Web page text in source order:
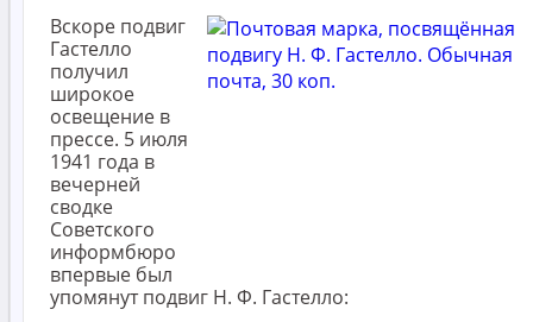
Вскоре подвиг
Гастелло
получил
широкое
освещение в
прессе. 5 июля
1941 года в
вечерней
сводке
Советского
информбюро
впервые был
упомянут подвиг Н. Ф. Гастелло: